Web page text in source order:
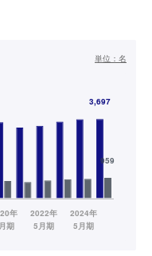
単位： 名